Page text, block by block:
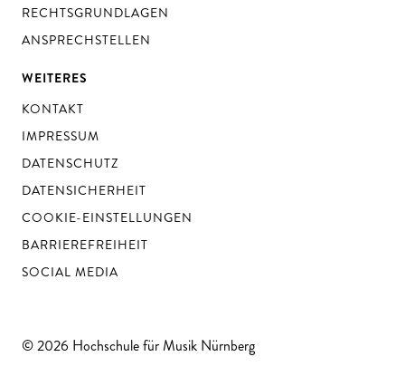
RECHTSGRUNDLAGEN
ANSPRECHSTELLEN
WEITERES
KONTAKT
IMPRESSUM
DATENSCHUTZ
DATENSICHERHEIT
COOKIE-EINSTELLUNGEN
BARRIEREFREIHEIT
SOCIAL MEDIA
© 2026 Hochschule für Musik Nürnberg